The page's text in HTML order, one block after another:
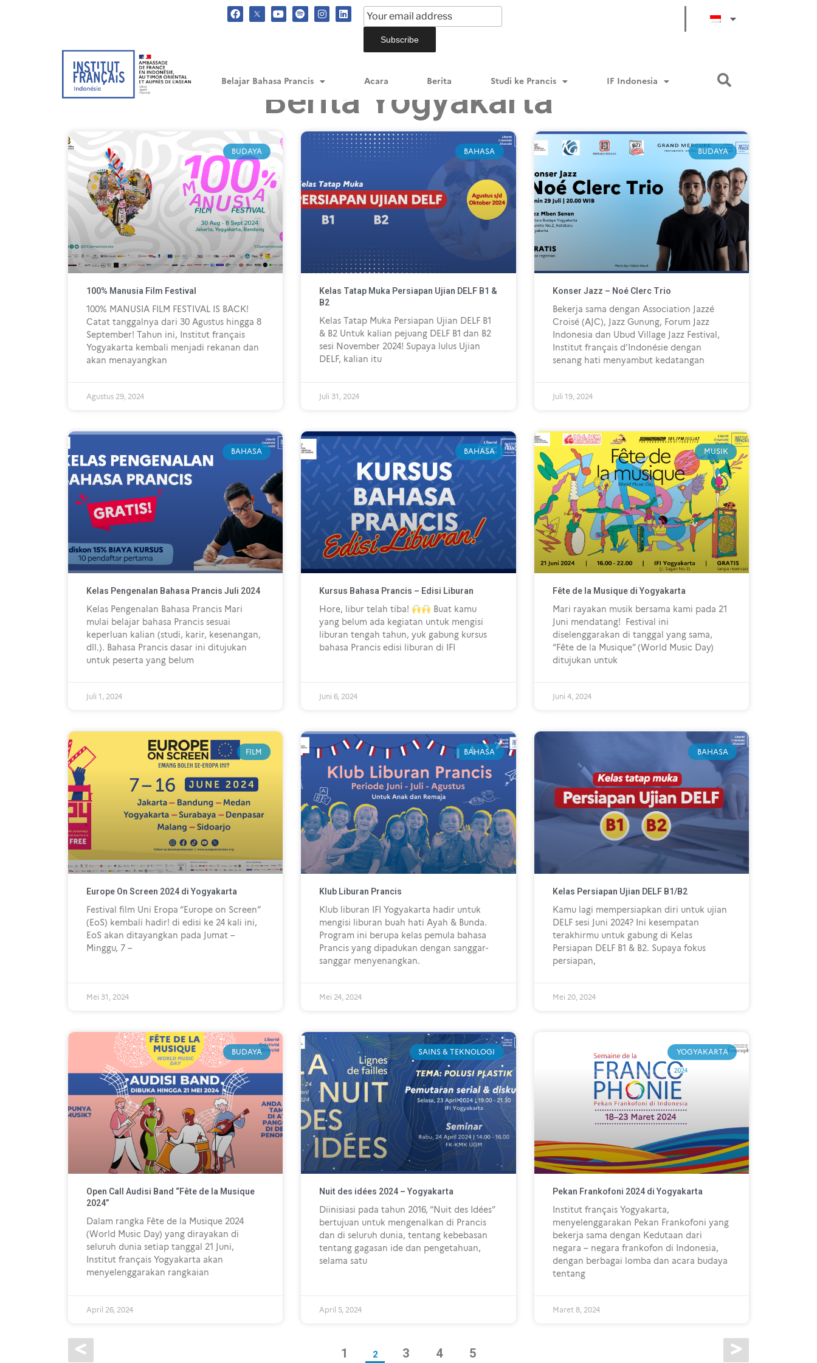
Belajar Bahasa Prancis Acara Berita Studi ke Prancis IF Indonesia
Berita Yogyakarta
BUDAYA
100% Manusia Film Festival
100% MANUSIA FILM FESTIVAL IS BACK!
Catat tanggalnya dari 30 Agustus hingga 8
September! Tahun ini, Institut français
Yogyakarta kembali menjadi rekanan dan
akan menayangkan
Agustus 29, 2024
BAHASA
Kelas Tatap Muka Persiapan Ujian DELF B1 &
B2
Kelas Tatap Muka Persiapan Ujian DELF B1
& B2 Untuk kalian pejuang DELF B1 dan B2
sesi November 2024! Supaya lulus Ujian
DELF, kalian itu
Juli 31, 2024
BUDAYA
Konser Jazz – Noé Clerc Trio
Bekerja sama dengan Association Jazzé
Croisé (AJC), Jazz Gunung, Forum Jazz
Indonesia dan Ubud Village Jazz Festival,
Institut français d’Indonésie dengan
senang hati menyambut kedatangan
Juli 19, 2024
BAHASA
Kelas Pengenalan Bahasa Prancis Juli 2024
Kelas Pengenalan Bahasa Prancis Mari
mulai belajar bahasa Prancis sesuai
keperluan kalian (studi, karir, kesenangan,
dll.). Bahasa Prancis dasar ini ditujukan
untuk peserta yang belum
Juli 1, 2024
BAHASA
Kursus Bahasa Prancis – Edisi Liburan
Hore, libur telah tiba!
Buat kamu
yang belum ada kegiatan untuk mengisi
liburan tengah tahun, yuk gabung kursus
bahasa Prancis edisi liburan di IFI
Juni 6, 2024
MUSIK
Fête de la Musique di Yogyakarta
Mari rayakan musik bersama kami pada 21
Juni mendatang! Festival ini
diselenggarakan di tanggal yang sama,
“Fête de la Musique” (World Music Day)
ditujukan untuk
Juni 4, 2024
FILM
Europe On Screen 2024 di Yogyakarta
Festival film Uni Eropa “Europe on Screen”
(EoS) kembali hadir! di edisi ke 24 kali ini,
EoS akan ditayangkan pada Jumat –
Minggu, 7 –
Mei 31, 2024
BAHASA
Klub Liburan Prancis
Klub liburan IFI Yogyakarta hadir untuk
mengisi liburan buah hati Ayah & Bunda.
Program ini berupa kelas pemula bahasa
Prancis yang dipadukan dengan sanggar-
sanggar menyenangkan.
Mei 24, 2024
BAHASA
Kelas Persiapan Ujian DELF B1/B2
Kamu lagi mempersiapkan diri untuk ujian
DELF sesi Juni 2024? Ini kesempatan
terakhirmu untuk gabung di Kelas
Persiapan DELF B1 & B2. Supaya fokus
persiapan,
Mei 20, 2024
BUDAYA
Open Call Audisi Band “Fête de la Musique
2024”
Dalam rangka Fête de la Musique 2024
(World Music Day) yang dirayakan di
seluruh dunia setiap tanggal 21 Juni,
Institut français Yogyakarta akan
menyelenggarakan rangkaian
April 26, 2024
SAINS & TEKNOLOGI
Nuit des idées 2024 – Yogyakarta
Diinisiasi pada tahun 2016, “Nuit des Idées”
bertujuan untuk mengenalkan di Prancis
dan di seluruh dunia, tentang kebebasan
tentang gagasan ide dan pengetahuan,
selama satu
April 5, 2024
YOGYAKARTA
Pekan Frankofoni 2024 di Yogyakarta
Institut français Yogyakarta,
menyelenggarakan Pekan Frankofoni yang
bekerja sama dengan Kedutaan dari
negara – negara frankofon di Indonesia,
dengan berbagai lomba dan acara budaya
tentang
Maret 8, 2024
1 2 3 4 5